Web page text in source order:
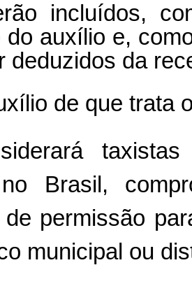
incluídos,
do auxílio e,
deduzidos da
de que trata
Brasil,
de permissão
municipal ou